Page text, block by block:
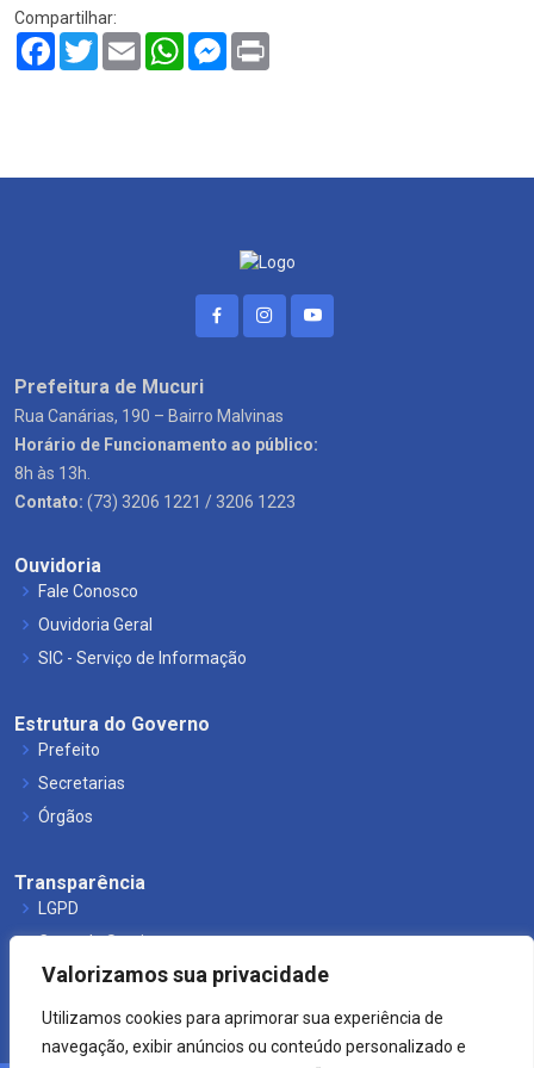
Valorizamos sua privacidade
Utilizamos cookies para aprimorar sua experiência de
navegação, exibir anúncios ou conteúdo personalizado e
Compartilhar:
Facebook
TwitterEmail WhatsAppMessenger
Prefeitura de Mucuri
Rua Canárias, 190 – Bairro Malvinas
Horário de Funcionamento ao público:
8h às 13h.
Contato: (73) 3206 1221 / 3206 1223
Ouvidoria
Fale Conosco
Ouvidoria Geral
SIC - Serviço de Informação
Estrutura do Governo
Prefeito
Secretarias
Órgãos
Transparência
LGPD
Carta de Serviços
Leis Municipais